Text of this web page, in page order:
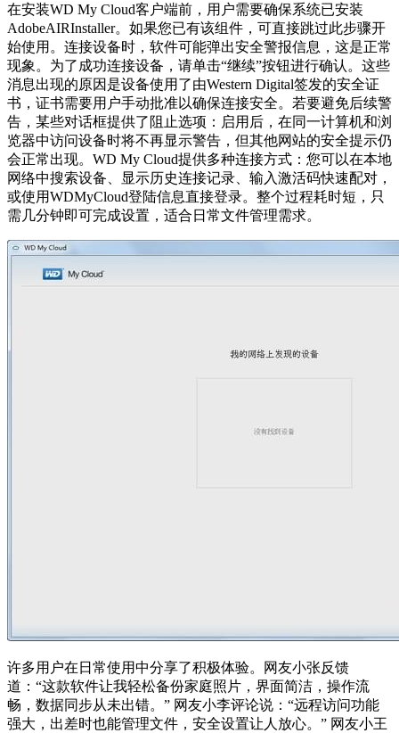
在安装WD My Cloud客户端前，用户需要确保系统已安装
AdobeAIRInstaller。如果您已有该组件，可直接跳过此步骤开
始使用。连接设备时，软件可能弹出安全警报信息，这是正常
现象。为了成功连接设备，请单击“继续”按钮进行确认。这些
消息出现的原因是设备使用了由Western Digital签发的安全证
书，证书需要用户手动批准以确保连接安全。若要避免后续警
告，某些对话框提供了阻止选项：启用后，在同一计算机和浏
览器中访问设备时将不再显示警告，但其他网站的安全提示仍
会正常出现。WD My Cloud提供多种连接方式：您可以在本地
网络中搜索设备、显示历史连接记录、输入激活码快速配对，
或使用WDMyCloud登陆信息直接登录。整个过程耗时短，只
需几分钟即可完成设置，适合日常文件管理需求。
许多用户在日常使用中分享了积极体验。网友小张反馈
道：“这款软件让我轻松备份家庭照片，界面简洁，操作流
畅，数据同步从未出错。” 网友小李评论说：“远程访问功能
强大，出差时也能管理文件，安全设置让人放心。” 网友小王